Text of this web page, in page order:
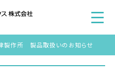
製作所 製品取扱いのお知らせ